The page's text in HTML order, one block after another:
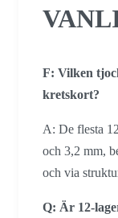
F: Vilken
kretskort?
A: De flesta
och 3,2 mm,
och via
Q: Är 12-